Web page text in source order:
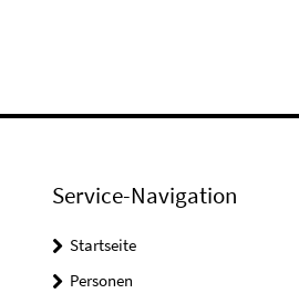
Service-Navigation
Startseite
Personen